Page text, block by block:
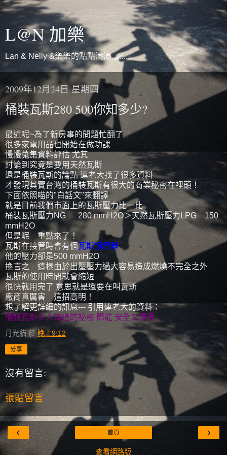
L@N 加樂
Lan & Nelly &樂樂的點點滴滴...........
2009年12月24日 星期四
桶裝瓦斯280 500你知多少?
最近呢~為了新房事的問題忙翻了
很多家電用品也開始在做功課
慢慢蒐集資料評估 尤其
討論到究竟是要用天然瓦斯
還是桶裝瓦斯的論點 連老大找了很多資料
才發現其實台灣的桶裝瓦斯有很大的商業秘密在裡頭！
下面依照喵的"白話文"來翻譯
就是目前我們市面上的瓦斯壓力比一比
桶裝瓦斯壓力NG 280 mmH2O＞天然瓦斯壓力LPG 150
mmH2O
但是呢 重點來了！
瓦斯在接管時會有個瓦斯調節器
他的壓力卻是500 mmH2O
換言之 這樣由於出壓壓力過大容易造成燃燒不完全之外
瓦斯的使用時間就會縮短
很快就用完了 意思就是還要在叫瓦斯
廠商真厲害 這招高明！
想了解更詳細的訊息--- 引用連老大的資料：
桶裝瓦斯少人知道的祕密 節能 安全又環保
月光貓 於 晚上9:12
分享
沒有留言:
張貼留言
‹ ›
首頁
查看網路版